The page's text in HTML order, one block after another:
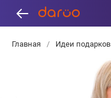
Главная / Идеи подарков